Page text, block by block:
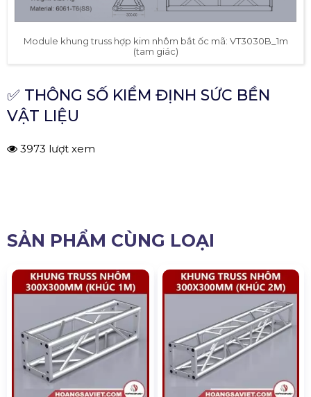
Module khung truss hợp kim nhôm bắt ốc mã: VT3030B_1m
(tam giác)
✅ THÔNG SỐ KIỂM ĐỊNH SỨC BỀN
VẬT LIỆU
3973 lượt xem
SẢN PHẨM CÙNG LOẠI